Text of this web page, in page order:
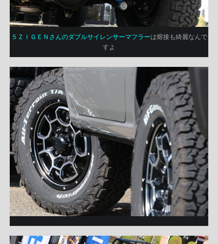
５ＺＩＧＥＮさんのダブルサイレンサーマフラーは熔接も綺麗なんで
すよ